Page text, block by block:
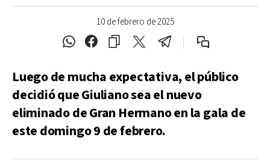
10 de febrero de 2025
Luego de mucha expectativa, el público
decidió que Giuliano sea el nuevo
eliminado de Gran Hermano en la gala de
este domingo 9 de febrero.